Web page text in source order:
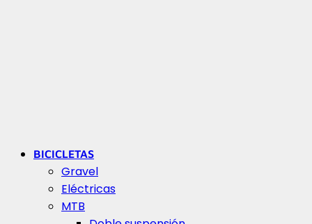
BICICLETAS
Gravel
Eléctricas
MTB